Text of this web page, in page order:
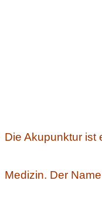
Die Akupunktur ist
Medizin. Der